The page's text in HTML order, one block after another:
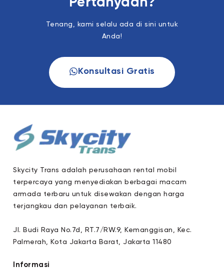
Tenang, kami selalu ada di sini untuk
Anda!
Konsultasi Gratis
Skycity Trans adalah perusahaan rental mobil
terpercaya yang menyediakan berbagai macam
armada terbaru untuk disewakan dengan harga
terjangkau dan pelayanan terbaik.
Jl. Budi Raya No.7d, RT.7/RW.9, Kemanggisan, Kec.
Palmerah, Kota Jakarta Barat, Jakarta 11480
Informasi